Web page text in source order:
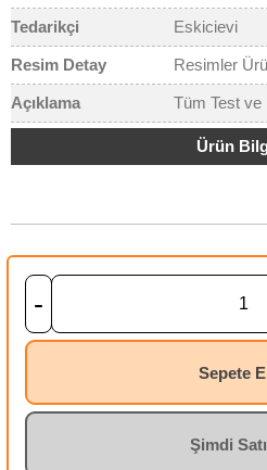
Tedarikçi Eskicievi
Resim Detay Resimler
Açıklama Tüm Test ve
Ürün
-
Sepete
Şimdi